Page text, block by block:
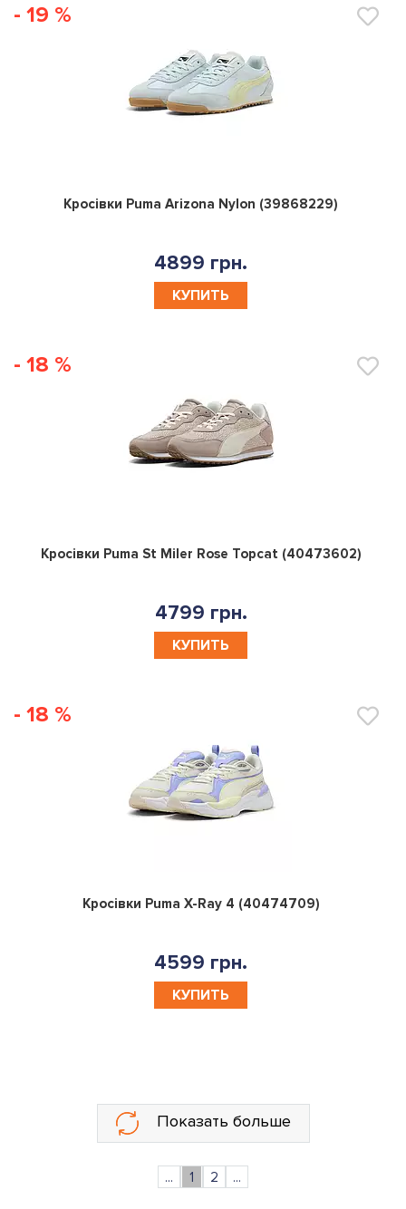
- 19 %
0
Кросівки Puma Arizona Nylon (39868229)
4899 грн.
КУПИТЬ
- 18 %
0
Кросівки Puma St Miler Rose Topcat (40473602)
4799 грн.
КУПИТЬ
- 18 %
0
Кросівки Puma X-Ray 4 (40474709)
4599 грн.
КУПИТЬ
Показать больше
... 1 2 ...